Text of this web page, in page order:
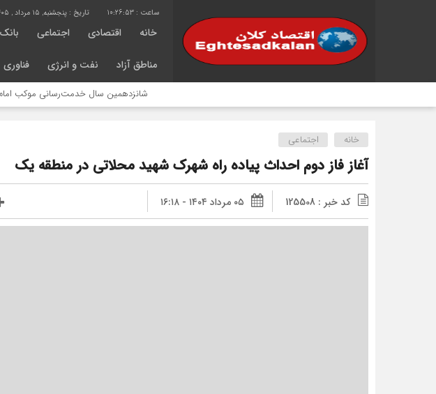
10:26:53 تاریخ : پنجشنبه, ۱۵ مرداد , ۱۴۰۵
خانه اقتصادی اجتماعی
مناطق آزاد نفت و انرژی فناوری
شانزدهمین سال خدمت‌رسانی موکب امام رضا (ع)
خانه اجتماعی
آغاز فاز دوم احداث پیاده راه شهرک شهید محلاتی در منطقه یک
کد خبر : 125508 ۰۵ مرداد ۱۴۰۴ - ۱۶:۱۸